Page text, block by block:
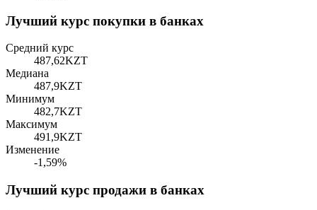
Лучший курс покупки в банках
Средний курс
487,62KZT
Медиана
487,9KZT
Минимум
482,7KZT
Максимум
491,9KZT
Изменение
-1,59%
Лучший курс продажи в банках